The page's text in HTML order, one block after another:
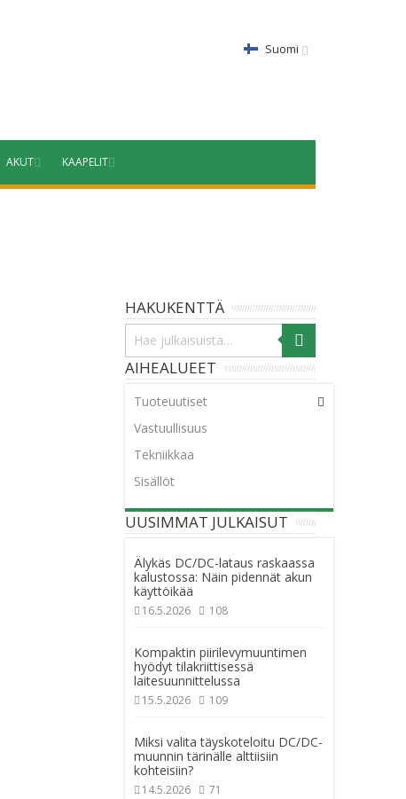
Suomi
AKUT KAAPELIT
HAKUKENTTÄ
AIHEALUEET
Tuoteuutiset
Vastuullisuus
Tekniikkaa
Sisällöt
UUSIMMAT JULKAISUT
Älykäs DC/DC-lataus raskaassa
kalustossa: Näin pidennät akun
käyttöikää
16.5.2026 108
Kompaktin piirilevymuuntimen
hyödyt tilakriittisessä
laitesuunnittelussa
15.5.2026 109
Miksi valita täyskoteloitu DC/DC-
muunnin tärinälle alttiisiin
kohteisiin?
14.5.2026 71